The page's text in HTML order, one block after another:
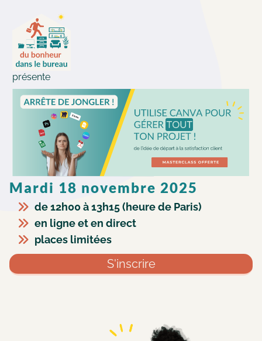
présente
Mardi 18 novembre 2025
de 12h00 à 13h15 (heure de Paris)
en ligne et en direct
places limitées
S'inscrire